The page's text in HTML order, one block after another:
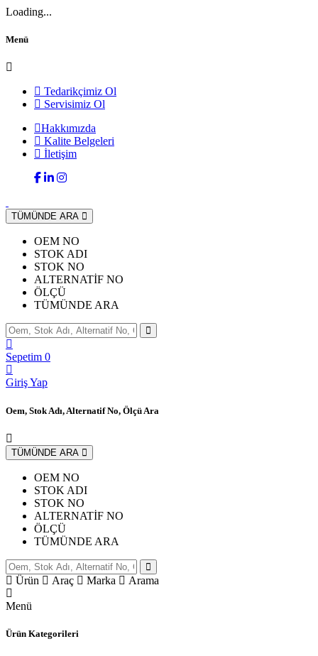
Loading...
Menü
Tedarikçimiz Ol
Servisimiz Ol
Hakkımızda
Kalite Belgeleri
İletişim
TÜMÜNDE ARA
OEM NO
STOK ADI
STOK NO
ALTERNATİF NO
ÖLÇÜ
TÜMÜNDE ARA
Sepetim 0
Giriş Yap
Oem, Stok Adı, Alternatif No, Ölçü Ara
TÜMÜNDE ARA
OEM NO
STOK ADI
STOK NO
ALTERNATİF NO
ÖLÇÜ
TÜMÜNDE ARA
Ürün Araç Marka Arama
Menü
Ürün Kategorileri